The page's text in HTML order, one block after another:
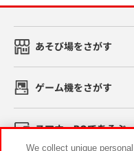
あそび場をさがす
ゲーム機をさがす
スマホ・PCであそぶ
We collect unique